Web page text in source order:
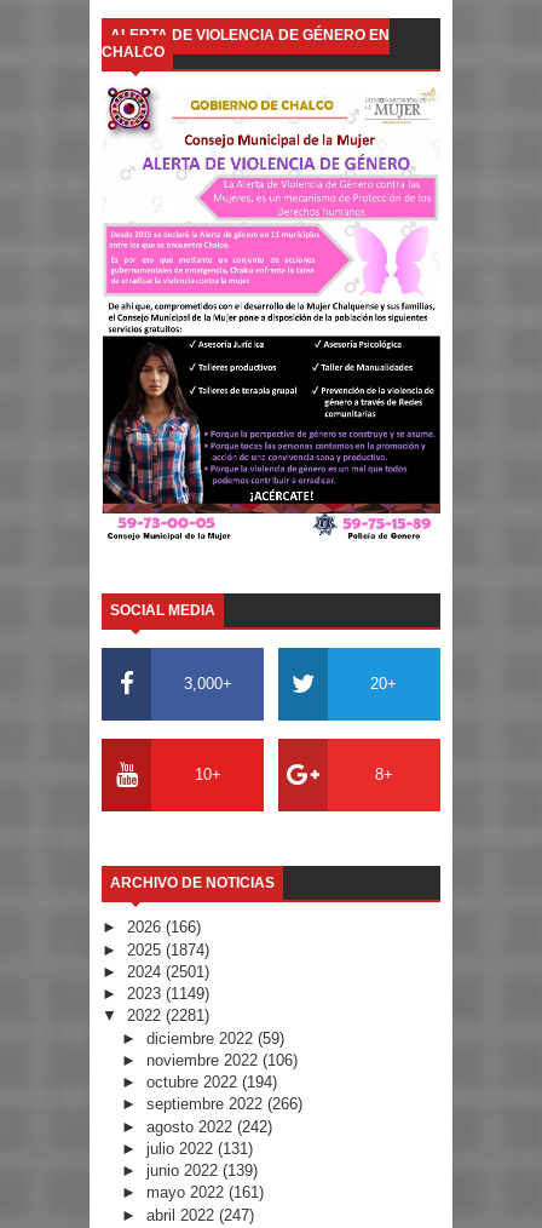
ALERTA DE VIOLENCIA DE GÉNERO EN
CHALCO
SOCIAL MEDIA
3,000+ 20+
10+ 8+
ARCHIVO DE NOTICIAS
► 2026 (166)
► 2025 (1874)
► 2024 (2501)
► 2023 (1149)
▼ 2022 (2281)
► diciembre 2022 (59)
► noviembre 2022 (106)
► octubre 2022 (194)
► septiembre 2022 (266)
► agosto 2022 (242)
► julio 2022 (131)
► junio 2022 (139)
► mayo 2022 (161)
► abril 2022 (247)